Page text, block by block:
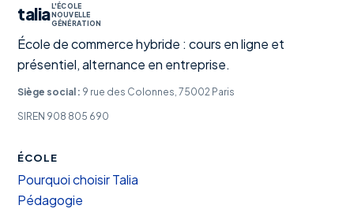
taliaL'ÉCOLE
NOUVELLE
GÉNÉRATION
École de commerce hybride : cours en ligne et
présentiel, alternance en entreprise.
Siège social : 9 rue des Colonnes, 75002 Paris
SIREN 908 805 690
ÉCOLE
Pourquoi choisir Talia
Pédagogie